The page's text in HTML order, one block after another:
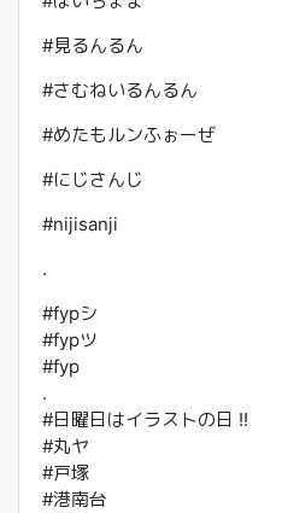
#見るんるん
#さむねいるんるん
#めたもルンふぉーぜ
#にじさんじ
#nijisanji
.
#fypシ
#fypツ
#fyp
.
#日曜日はイラストの日 !!
#丸ヤ
#戸塚
#港南台